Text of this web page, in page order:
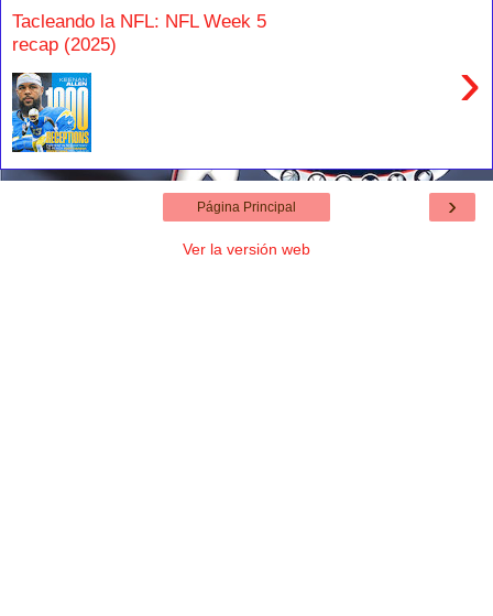
Tacleando la NFL: NFL Week 5
recap (2025)
›
›
Página Principal
Ver la versión web